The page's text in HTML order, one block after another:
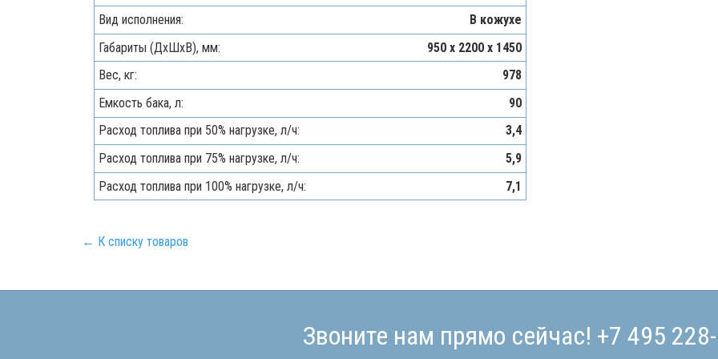
Вид исполнения:
В кожухе
Габариты (ДхШхВ), мм:
950 x 2200 x 1450
Вес, кг:
978
Емкость бака, л:
90
Расход топлива при 50% нагрузке, л/ч:
3,4
Расход топлива при 75% нагрузке, л/ч:
5,9
Расход топлива при 100% нагрузке, л/ч:
7,1
← К списку товаров
Звоните нам прямо сейчас! +7 495